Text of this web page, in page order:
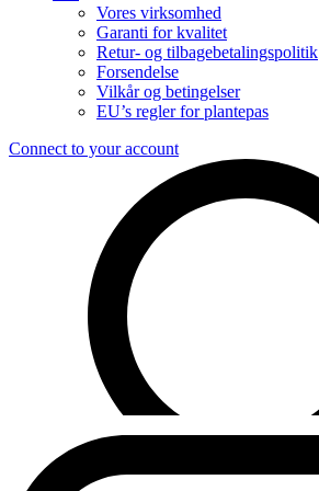
Vores virksomhed
Garanti for kvalitet
Retur- og tilbagebetalingspolitik
Forsendelse
Vilkår og betingelser
EU’s regler for plantepas
Connect to your account